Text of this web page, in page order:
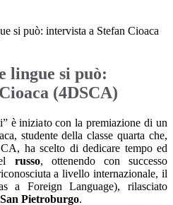
si può: intervista a Stefan Cioaca
lingue si può:
(4DSCA)
è iniziato con la premiazione di un
studente della classe quarta che,
ha scelto di dedicare tempo ed
russo, ottenendo con successo
a livello internazionale, il
a Foreign Language), rilasciato
Pietroburgo.